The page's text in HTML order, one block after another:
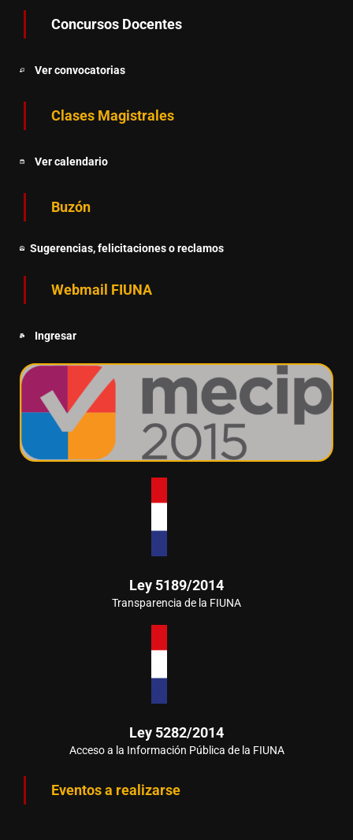
Concursos Docentes
Ver convocatorias
Clases Magistrales
Ver calendario
Buzón
Sugerencias, felicitaciones o reclamos
Webmail FIUNA
Ingresar
Ley 5189/2014
Transparencia de la FIUNA
Ley 5282/2014
Acceso a la Información Pública de la FIUNA
Eventos a realizarse